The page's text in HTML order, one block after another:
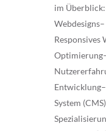
im
Responsives
System